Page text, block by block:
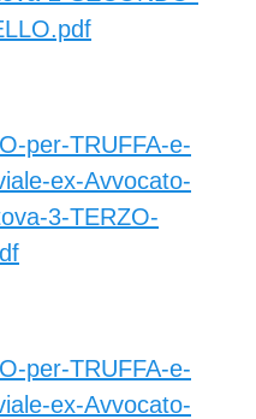
per-TRUFFA-e-
ex-Avvocato-
3-TERZO-
per-TRUFFA-e-
ex-Avvocato-